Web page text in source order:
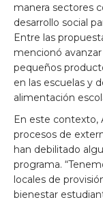
manera sectores
desarrollo social
Entre las
mencionó
pequeños
en las escuelas y
alimentación
En este contexto,
procesos de
han debilitado
programa.
locales de
bienestar